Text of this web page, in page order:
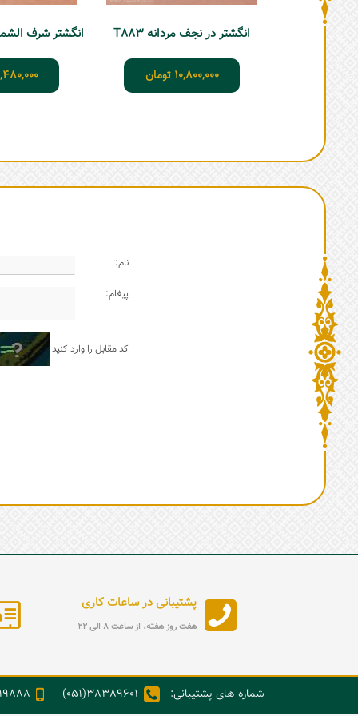
انگشتر در نجف مردانه T883
10,800,000 تومان
نام:
پیغام:
کد مقابل را وارد کنید
پشتیبانی در ساعات کاری
هفت روز هفته، از ساعت 8 الی 22
شماره های پشتیبانی: 38389601(051)